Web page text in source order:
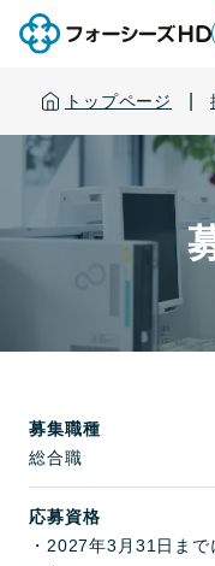
トップページ
募集職種
総合職
応募資格
・2027年3月31日ま